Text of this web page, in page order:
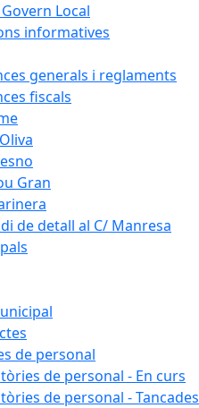
Local
informatives
generals i reglaments
fiscals
Gran
de detall al C/ Manresa
de personal
de personal - En curs
de personal - Tancades